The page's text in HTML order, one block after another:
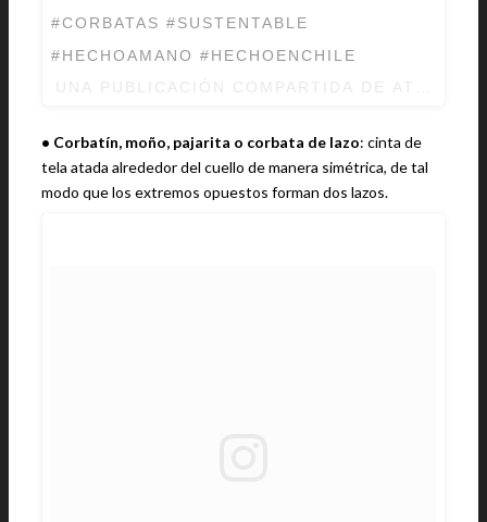
#CORBATAS #SUSTENTABLE
#HECHOAMANO #HECHOENCHILE
• Corbatín, moño, pajarita o corbata de lazo: cinta de
tela atada alrededor del cuello de manera simétrica, de tal
modo que los extremos opuestos forman dos lazos.